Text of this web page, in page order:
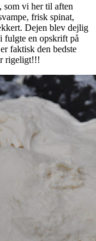
som vi her til aften
frisk spinat,
Dejen blev dejlig
fulgte en opskrift på
faktisk den bedste
rigeligt!!!